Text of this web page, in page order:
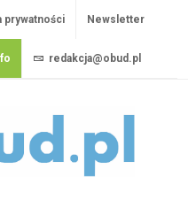
prywatności Newsletter
redakcja@obud.pl